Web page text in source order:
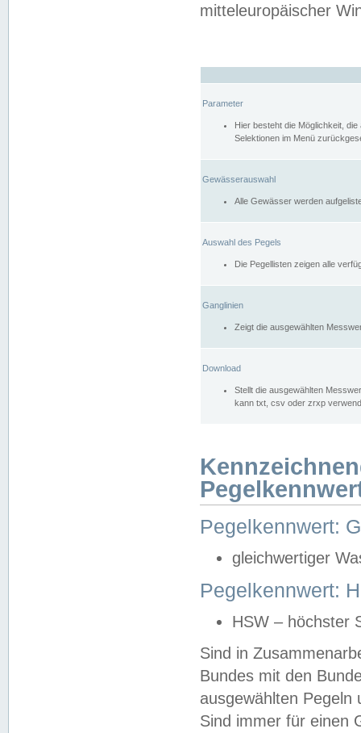
mitteleuropäischer
Parameter
Hier besteht die Möglichkeit,
Selektionen im Menü
Gewässerauswahl
Alle Gewässer werden
Auswahl des Pegels
Die Pegellisten zeigen alle
Ganglinien
Zeigt die ausgewählten
Download
Stellt die ausgewählten
kann txt, csv oder zrxp
Pegelkennwert:
gleichwertiger
Pegelkennwert:
HSW – höchster
Sind in
Bundes mit den
ausgewählten
Sind immer für einen